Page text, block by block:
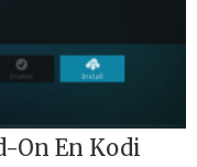
On En Kodi